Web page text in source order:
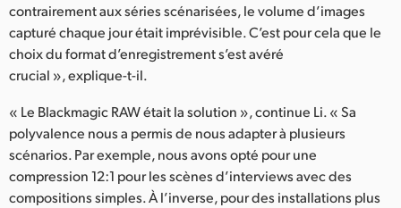
contrairement aux séries scénarisées, le volume d’images
capturé chaque jour était imprévisible. C’est pour cela que le
choix du format d’enregistrement s’est avéré
crucial », explique-t-il.
« Le Blackmagic RAW était la solution », continue Li. « Sa
polyvalence nous a permis de nous adapter à plusieurs
scénarios. Par exemple, nous avons opté pour une
compression 12:1 pour les scènes d’interviews avec des
compositions simples. À l’inverse, pour des installations plus